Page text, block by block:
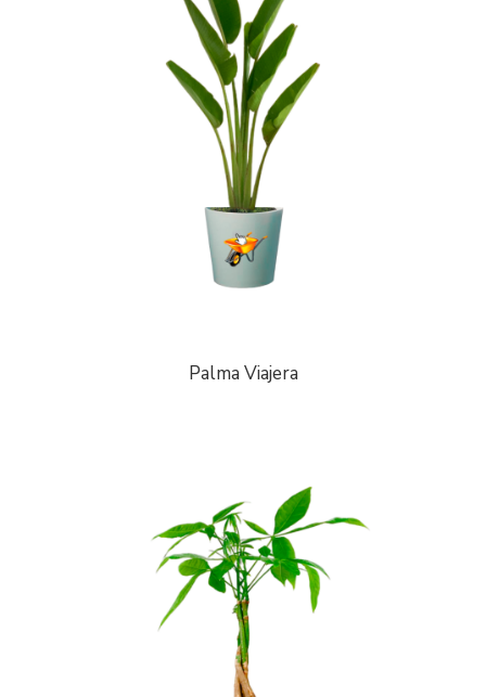
Palma Viajera